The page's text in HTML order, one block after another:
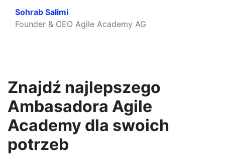
Sohrab Salimi
Founder & CEO Agile Academy AG
Znajdź najlepszego
Ambasadora Agile
Academy dla swoich
potrzeb